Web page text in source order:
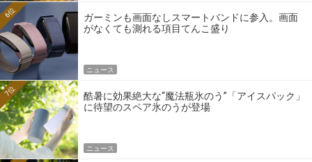
ガーミンも画面なしスマートバンドに参入。画面
がなくても測れる項目てんこ盛り
6位
ニュース
酷暑に効果絶大な“魔法瓶氷のう”「アイスパック」
に待望のスペア氷のうが登場
7位
ニュース